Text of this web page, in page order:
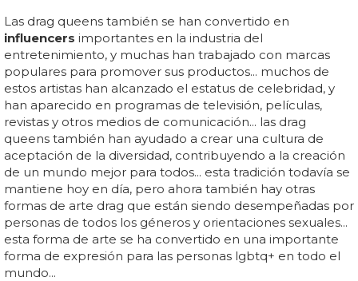
Las drag queens también se han convertido en
influencers importantes en la industria del
entretenimiento, y muchas han trabajado con marcas
populares para promover sus productos... muchos de
estos artistas han alcanzado el estatus de celebridad, y
han aparecido en programas de televisión, películas,
revistas y otros medios de comunicación... las drag
queens también han ayudado a crear una cultura de
aceptación de la diversidad, contribuyendo a la creación
de un mundo mejor para todos... esta tradición todavía se
mantiene hoy en día, pero ahora también hay otras
formas de arte drag que están siendo desempeñadas por
personas de todos los géneros y orientaciones sexuales...
esta forma de arte se ha convertido en una importante
forma de expresión para las personas lgbtq+ en todo el
mundo...